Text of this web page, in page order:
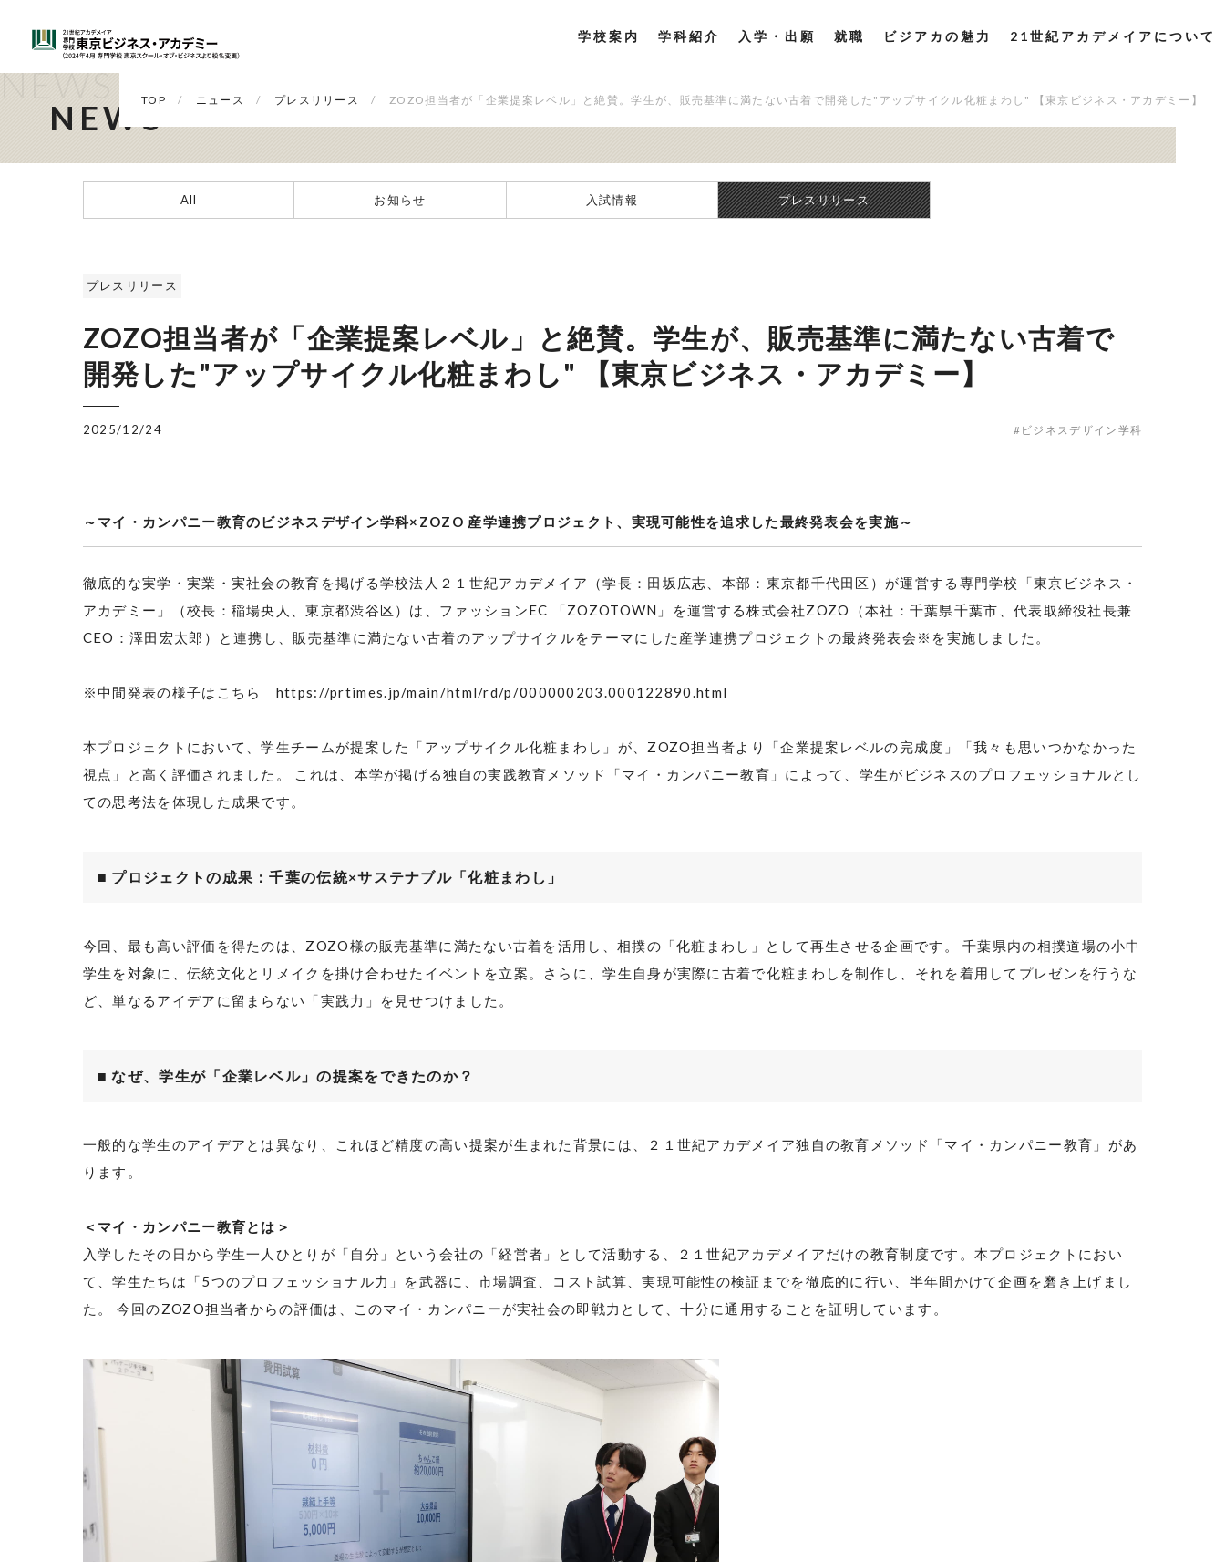
学校案内 学科紹介 入学・出願 就職 ビジアカの魅力 21世紀アカデメイアについて
TOP ニュース プレスリリース ZOZO担当者が「企業提案レベル」と絶賛。学生が、販売基準に満たない古着で開発した"アップサイクル化粧まわし" 【東京ビジネス・アカデミー】
NEWS
NEWS
All お知らせ 入試情報 プレスリリース
プレスリリース
ZOZO担当者が「企業提案レベル」と絶賛。学生が、販売基準に満たない古着で
開発した"アップサイクル化粧まわし" 【東京ビジネス・アカデミー】
2025/12/24 #ビジネスデザイン学科
～マイ・カンパニー教育のビジネスデザイン学科×ZOZO 産学連携プロジェクト、実現可能性を追求した最終発表会を実施～
徹底的な実学・実業・実社会の教育を掲げる学校法人２１世紀アカデメイア（学長：田坂広志、本部：東京都千代田区）が運営する専門学校「東京ビジネス・
アカデミー」（校長：稲場央人、東京都渋谷区）は、ファッションEC 「ZOZOTOWN 」を運営する株式会社ZOZO
（本社：千葉県千葉市、代表取締役社長兼
CEO ：澤田宏太郎）と連携し、販売基準に満たない古着のアップサイクルをテーマにした産学連携プロジェクトの最終発表会 ※ を実施しました。
※中間発表の様子はこちら https://prtimes.jp/main/html/rd/p/000000203.000122890.html
本プロジェクトにおいて、学生チームが提案した「アップサイクル化粧まわし」が、 ZOZO担当者より「企業提案レベルの完成度」「我々も 思いつかなかった
視点」と高く評価されました。 これは、本学が掲げる独自の実践教育メソッド「マイ・カンパニー教育」によって、学生がビジネスのプロフェッショナルとし
ての思考法を体現した成果です。
■ プロジェクトの成果：千葉の伝統×サステナブル「化粧まわし」
今回、最も高い評価を得たのは、 ZOZO様の販売基準に満たない古着を活用し、相撲の「化粧まわし」として再生させる企画です。 千葉県内の相撲道場の小中
学生を対象に、伝統文化とリメイクを掛け合わせたイベントを立案。さらに、学生自身が実際に古着で化粧まわしを制作し、それを着用してプレゼンを行うな
ど、単なるアイデアに留まらない「実践力」を見せつけました。
■ なぜ、学生が「企業レベル」の提案をできたのか？
一般的な学生のアイデアとは異なり、これほど精度の高い提案が生まれた背景には、２１世紀アカデメイア独自の教育メソッド「マイ・カンパニー教育」があ
ります。
＜マイ・カンパニー教育とは＞
入学したその日から学生一人ひとりが「自分」という会社の「経営者」として活動する、２１世紀アカデメイアだけの教育制度です。本プロジェクトにおい
て、学生たちは「5つのプロフェッショナル力」を武器に、市場調査、コスト試算、実現可能性の検証までを徹底的に行い、半年間かけて企画を磨き上げまし
た。 今回のZOZO担当者からの評価は、このマイ・カンパニーが実社会の即戦力として、十分に通用することを証明しています。